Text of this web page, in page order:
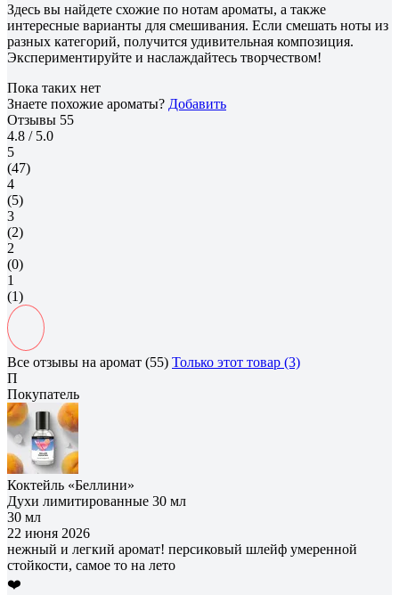
Здесь вы найдете схожие по нотам ароматы, а также
интересные варианты для смешивания. Если смешать ноты из
разных категорий, получится удивительная композиция.
Экспериментируйте и наслаждайтесь творчеством!
Пока таких нет
Знаете похожие ароматы? Добавить
Отзывы 55
4.8 / 5.0
5
(47)
4
(5)
3
(2)
2
(0)
1
(1)
Все отзывы на аромат (55) Только этот товар (3)
П
Покупатель
Коктейль «Беллини»
Духи лимитированные 30 мл
30 мл
22 июня 2026
нежный и легкий аромат! персиковый шлейф умеренной
стойкости, самое то на лето
❤️